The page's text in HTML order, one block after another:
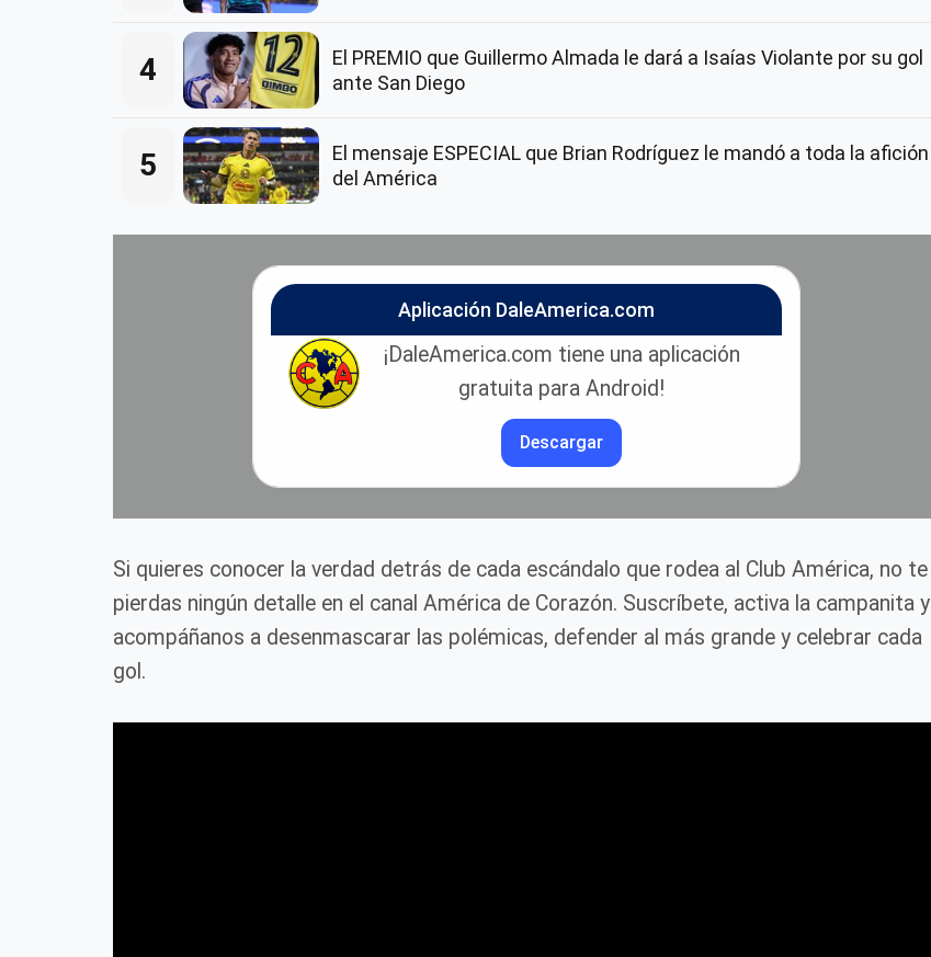
4
El PREMIO que Guillermo Almada le dará a Isaías Violante por su gol
ante San Diego
5
El mensaje ESPECIAL que Brian Rodríguez le mandó a toda la afición
del América
Aplicación DaleAmerica.com
¡DaleAmerica.com tiene una aplicación
gratuita para Android!
Descargar
Si quieres conocer la verdad detrás de cada escándalo que rodea al Club América, no te
pierdas ningún detalle en el canal América de Corazón. Suscríbete, activa la campanita y
acompáñanos a desenmascarar las polémicas, defender al más grande y celebrar cada
gol.